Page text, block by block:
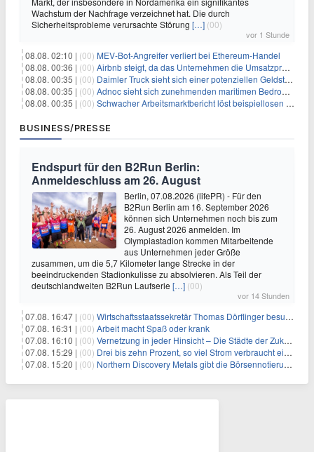
Wachstum der Nachfrage verzeichnet hat. Die durch
Sicherheitsprobleme verursachte Störung […] (00)
vor 1 Stunde
08.08. 02:10 | (00) MEV-Bot-Angreifer verliert bei Ethereum-Handel
08.08. 00:36 | (00) Airbnb steigt, da das Unternehmen die Umsatzprognose anhebt und starkes Wachstum signalisiert
08.08. 00:35 | (00) Daimler Truck sieht sich einer potenziellen Geldstrafe von 1 Milliarde Euro aufgrund von EU-Emissionsvorschriften gegenüber
08.08. 00:35 | (00) Adnoc sieht sich zunehmenden maritimen Bedrohungen angesichts regionaler Spannungen gegenüber
08.08. 00:35 | (00) Schwacher Arbeitsmarktbericht löst beispiellosen Börsenanstieg aus
BUSINESS/PRESSE
Endspurt für den B2Run Berlin:
Anmeldeschluss am 26. August
Berlin, 07.08.2026 (lifePR) - Für den
B2Run Berlin am 16. September 2026
können sich Unternehmen noch bis zum
26. August 2026 anmelden. Im
Olympiastadion kommen Mitarbeitende
aus Unternehmen jeder Größe
zusammen, um die 5,7 Kilometer lange Strecke in der
beeindruckenden Stadionkulisse zu absolvieren. Als Teil der
deutschlandweiten B2Run Laufserie […] (00)
vor 14 Stunden
07.08. 16:47 | (00) Wirtschaftsstaatssekretär Thomas Dörflinger besucht Handwerksbetrieb im Kammerbezirk Freiburg
07.08. 16:31 | (00) Arbeit macht Spaß oder krank
07.08. 16:10 | (00) Vernetzung in jeder Hinsicht – Die Städte der Zukunft sind grün-blau
07.08. 15:29 | (00) Drei bis zehn Prozent, so viel Strom verbraucht ein Aufzug im Gebäude
07.08. 15:20 | (00) Northern Discovery Metals gibt die Börsennotierung an der Frankfurter Wertpapierbörse bekannt